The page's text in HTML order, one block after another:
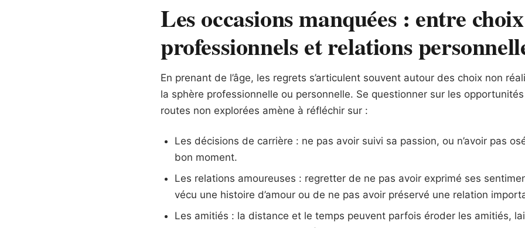
Les occasions manquées : entre choix
professionnels et relations
En prenant de l’âge, les regrets s’articulent souvent autour des choix non
la sphère professionnelle ou personnelle. Se questionner sur les
routes non explorées amène à réfléchir sur :
Les décisions de carrière : ne pas avoir suivi sa passion, ou n’avoir pas
bon moment.
Les relations amoureuses : regretter de ne pas avoir exprimé ses
vécu une histoire d’amour ou de ne pas avoir préservé une relation
Les amitiés : la distance et le temps peuvent parfois éroder les amitiés,